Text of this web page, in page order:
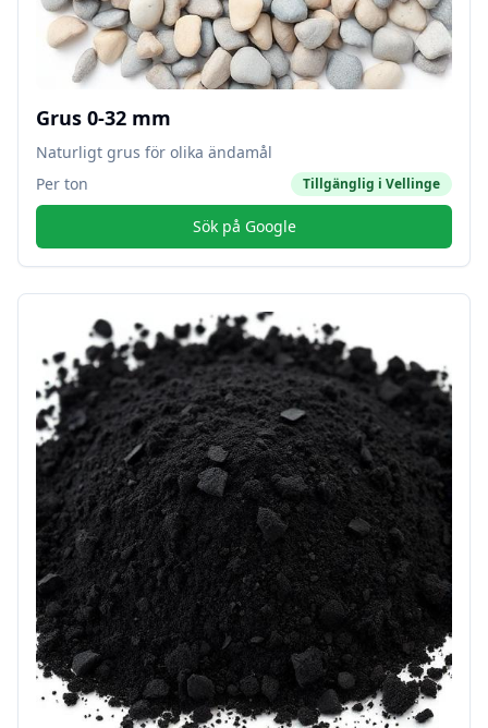
Grus 0-32 mm
Naturligt grus för olika ändamål
Per ton
Tillgänglig i Vellinge
Sök på Google